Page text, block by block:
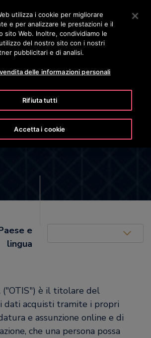
al contenuto principale
RICERCA
SULLA PRIVACY
AD UN POSTO
DI LAVORO
e
lingua
United States (EN)
("OTIS") è il titolare del
acquisti tramite i propri
e assunzione online e di
che una persona possa
utilizza i cookie per migliorare
e per analizzare le prestazioni e il
sito Web. Inoltre, condividiamo le
del nostro sito con i nostri
pubblicitari e di analisi.
delle informazioni personali
Rifiuta tutti
Accetta i cookie